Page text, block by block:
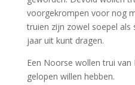
voorgekrompen voor nog
truien zijn zowel soepel als
jaar uit kunt dragen.
Een Noorse wollen trui van
gelopen willen hebben.